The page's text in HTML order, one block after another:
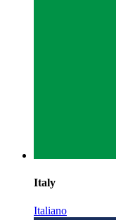
Italy
Italiano